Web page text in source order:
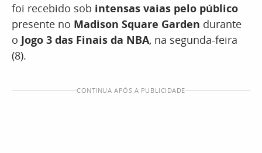
foi recebido sob intensas vaias pelo público
presente no Madison Square Garden durante
o Jogo 3 das Finais da NBA, na segunda-feira
(8).
CONTINUA APÓS A PUBLICIDADE